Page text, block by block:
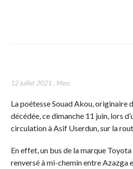
12 juillet 2021 , Mess
La poétesse Souad Akou, originaire
décédée, ce dimanche 11 juin, lors
circulation à Asif Userdun, sur la
En effet, un bus de la marque Toyota
renversé à mi-chemin entre Azazga